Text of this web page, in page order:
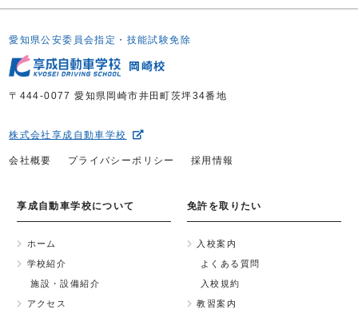
愛知県公安委員会指定・技能試験免除
岡崎校
〒444-0077 愛知県岡崎市井田町茨坪34番地
株式会社享成自動車学校
会社概要 プライバシーポリシー 採用情報
享成自動車学校について
ホーム
学校紹介
施設・設備紹介
アクセス
免許を取りたい
入校案内
よくある質問
入校規約
教習案内